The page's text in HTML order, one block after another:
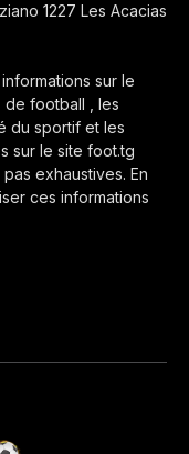
1227 Les Acacias
sur le
football , les
du sportif et les
sur le site foot.tg
exhaustives. En
ces informations